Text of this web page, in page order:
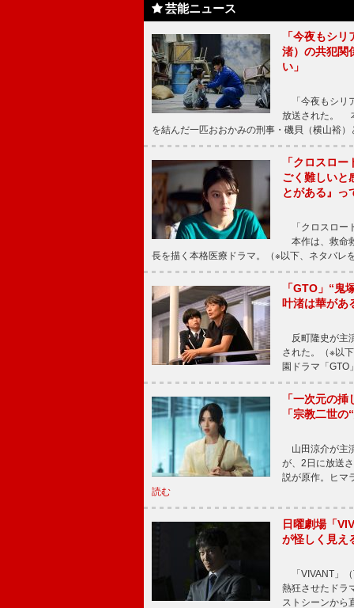
芸能ニュース
「今夜もシ
渚）の共犯関
い」
「今夜もシリ
放送された。
を結んだ一匹おおかみの刑事・磯貝（横山裕
「クロスロ
ごく難しいと
とがある』っ
「クロスロー
本作は、救命
長を描く本格医療ドラマ。（※以下、ネタバ
「GTO」“鬼
叶渚は華があ
反町隆史が主
された。（※以
園ドラマ「
「一次元の
「宗教二世
山田涼介が主
が、2日に放送
説が原作。ヒマ
読む
日曜劇場「
が怪しく見え
「VIVANT」
熱狂させたドラ
ストシーンから